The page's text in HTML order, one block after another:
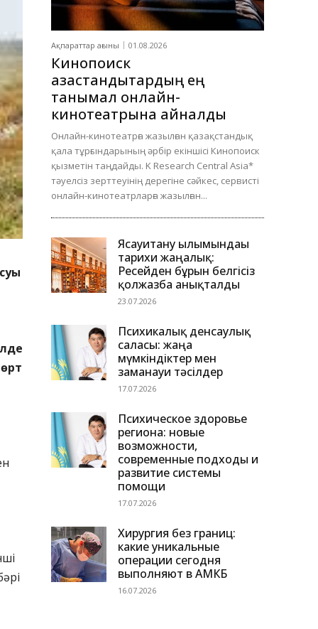
Ақпараттар ағыны 01.08.2026
Кинопоиск
қазақстандықтардың ең
танымал онлайн-
кинотеатрына айналды
Онлайн-кинотеатрға жазылған қазақстандық
қала тұрғындарының әрбір екіншісі Кинопоиск
қызметін таңдайды. K Research Central Asia*
тәуелсіз зерттеуінің дерегіне сәйкес, сервисті
онлайн-кинотеатрларға жазылған...
Ясауитану ғылымындағы
тарихи жаңалық:
Ресейден бұрын белгісіз
қолжазба анықталды
23.07.2026
Психикалық денсаулық
саласы: жаңа
мүмкіндіктер мен
заманауи тәсілдер
17.07.2026
Психическое здоровье
региона: новые
возможности,
современные подходы и
развитие системы
помощи
17.07.2026
Хирургия без границ:
какие уникальные
операции сегодня
выполняют в АМКБ
16.07.2026